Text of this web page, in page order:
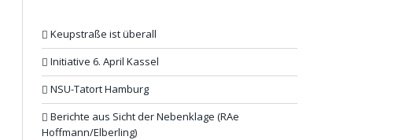
Keupstraße ist überall
Initiative 6. April Kassel
NSU-Tatort Hamburg
Berichte aus Sicht der Nebenklage (RAe
Hoffmann/Elberling)